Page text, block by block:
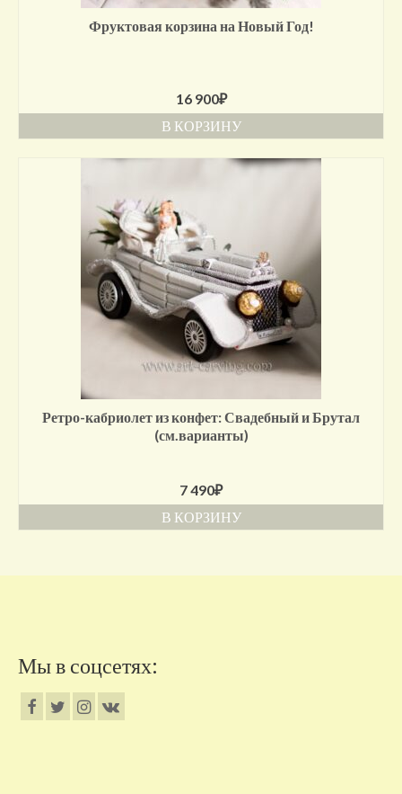
Фруктовая корзина на Новый Год!
16 900₽
В КОРЗИНУ
Ретро-кабриолет из конфет: Свадебный и Брутал
(см.варианты)
7 490₽
В КОРЗИНУ
Мы в соцсетях: